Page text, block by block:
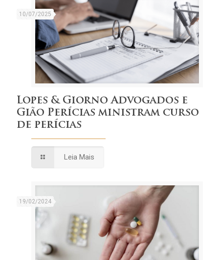
10/07/2025
Lopes & Giorno Advogados e
Gião Perícias ministram curso
de perícias
Leia Mais
19/02/2024